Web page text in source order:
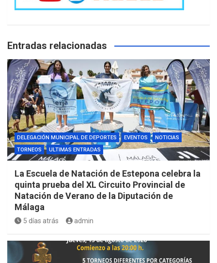
Entradas relacionadas
DELEGACIÓN MUNICIPAL DE DEPORTES EVENTOS
NOTICIAS
TORNEOS
ULTIMAS ENTRADAS
La Escuela de Natación de Estepona celebra la
quinta prueba del XL Circuito Provincial de
Natación de Verano de la Diputación de
Málaga
5 días atrás admin